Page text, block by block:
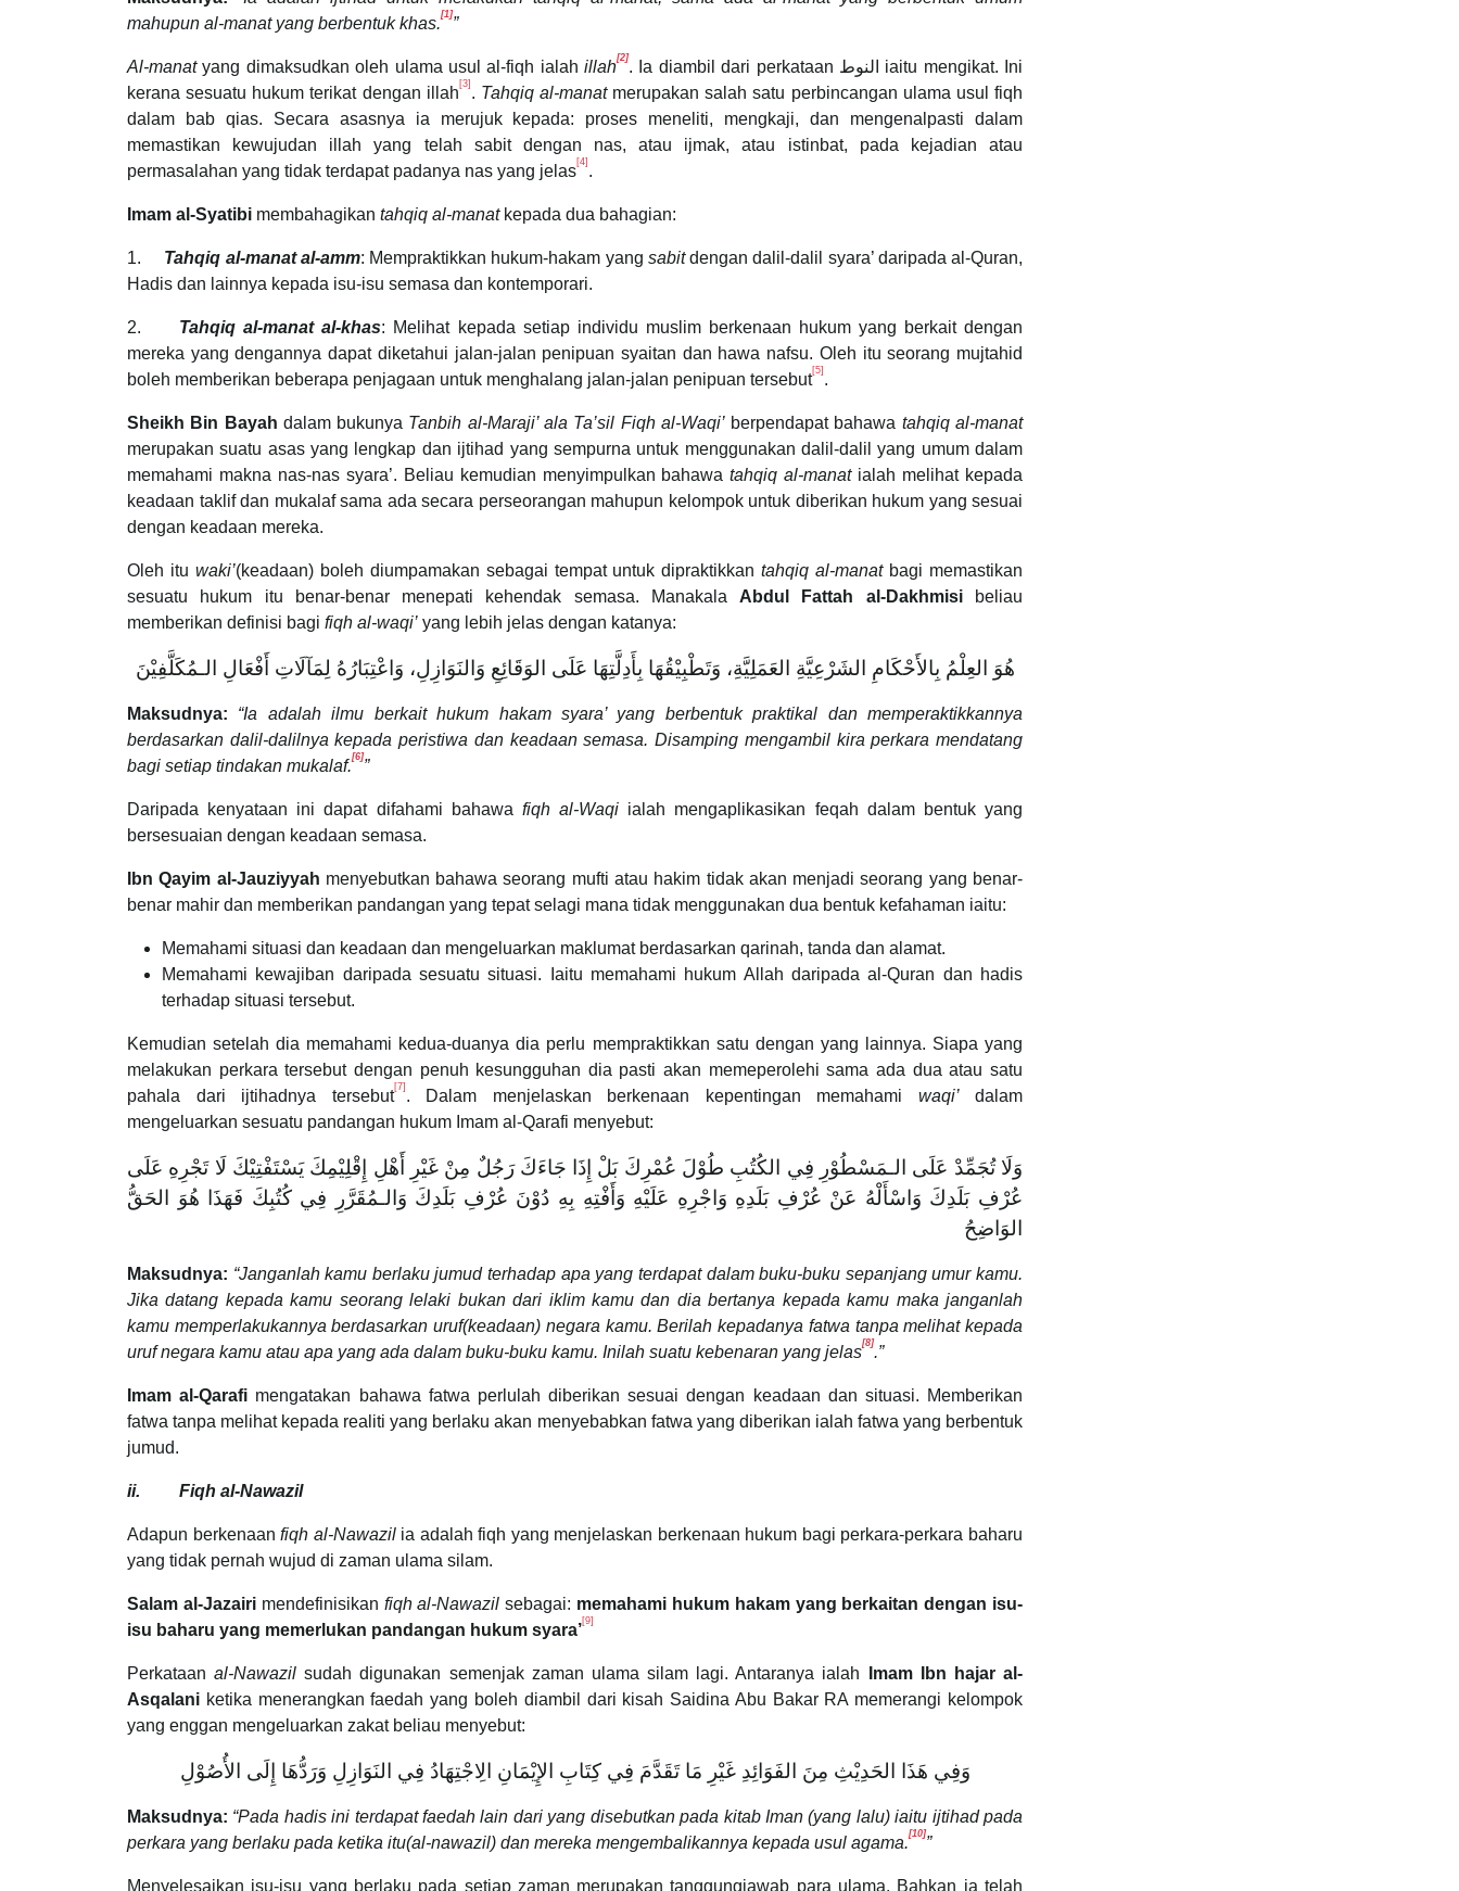
mahupun al-manat yang berbentuk khas.[1]”
Al-manatyang dimaksudkan oleh ulama usul al-fiqh ialah illah[2]. Ia diambil dari perkataan النوط iaitu mengikat. Ini
kerana sesuatu hukum terikat dengan illah [3] . Tahqiq al-manatmerupakan salah satu perbincangan ulama usul fiqh
dalam bab qias. Secara asasnya ia merujuk kepada: proses meneliti, mengkaji, dan mengenalpasti dalam
memastikan kewujudan illah yang telah sabit dengan nas, atau ijmak, atau istinbat, pada kejadian atau
permasalahan yang tidak terdapat padanya nas yang jelas[4] .
Imam al-Syatibi membahagikan tahqiq al-manatkepada dua bahagian:
1. Tahqiq al-manat al-amm: Mempraktikkan hukum-hakam yang sabitdengan dalil-dalil syara’ daripada al-Quran,
Hadis dan lainnya kepada isu-isu semasa dan kontemporari.
2. Tahqiq al-manat al-khas: Melihat kepada setiap individu muslim berkenaan hukum yang berkait dengan
mereka yang dengannya dapat diketahui jalan-jalan penipuan syaitan dan hawa nafsu. Oleh itu seorang mujtahid
boleh memberikan beberapa penjagaan untuk menghalang jalan-jalan penipuan tersebut[5] .
Sheikh Bin Bayah dalam bukunya Tanbih al-Maraji’ ala Ta’sil Fiqh al-Waqi’berpendapat bahawa tahqiq al-manat
merupakan suatu asas yang lengkap dan ijtihad yang sempurna untuk menggunakan dalil-dalil yang umum dalam
memahami makna nas-nas syara’. Beliau kemudian menyimpulkan bahawatahqiq al-manatialah melihat kepada
keadaan taklif dan mukalaf sama ada secara perseorangan mahupun kelompok untuk diberikan hukum yang sesuai
dengan keadaan mereka.
Oleh itu waki’(keadaan) boleh diumpamakan sebagai tempat untuk dipraktikkantahqiq al-manatbagi memastikan
sesuatu hukum itu benar-benar menepati kehendak semasa. Manakala Abdul Fattah al-Dakhmisibeliau
memberikan definisi bagi fiqh al-waqi’ yang lebih jelas dengan katanya:
هُوَ العِلْمُ بِالأَحْكَامِ الشَرْعِيَّةِ العَمَلِيَّةِ، وَتَطْبِيْقُهَا بِأَدِلَّتِهَا عَلَى الوَقَائِعِ وَالنَوَازِلِ، وَاعْتِبَارُهُ لِمَآلَاتِ أَفْعَالِ الـمُكَلَّفِيْنَ
Maksudnya:
“Ia adalah ilmu berkait hukum hakam syara’ yang berbentuk praktikal dan memperaktikkannya
berdasarkan dalil-dalilnya kepada peristiwa dan keadaan semasa. Disamping mengambil kira perkara mendatang
bagi setiap tindakan mukalaf.[6]”
Daripada kenyataan ini dapat difahami bahawa fiqh al-Waqi ialah mengaplikasikan feqah dalam bentuk yang
bersesuaian dengan keadaan semasa.
Ibn Qayim al-Jauziyyah menyebutkan bahawa seorang mufti atau hakim tidak akan menjadi seorang yang benar-
benar mahir dan memberikan pandangan yang tepat selagi mana tidak menggunakan dua bentuk kefahaman iaitu:
Memahami situasi dan keadaan dan mengeluarkan maklumat berdasarkan qarinah, tanda dan alamat.
Memahami kewajiban daripada sesuatu situasi. Iaitu memahami hukum Allah daripada al-Quran dan hadis
terhadap situasi tersebut.
Kemudian setelah dia memahami kedua-duanya dia perlu mempraktikkan satu dengan yang lainnya. Siapa yang
melakukan perkara tersebut dengan penuh kesungguhan dia pasti akan memeperolehi sama ada dua atau satu
pahala dari ijtihadnya tersebut[7] . Dalam menjelaskan berkenaan kepentingan memahami waqi’dalam
mengeluarkan sesuatu pandangan hukum Imam al-Qarafi menyebut:
وَلَا تُجَمِّدْ عَلَى الـمَسْطُوْرِ فِي الكُتُبِ طُوْلَ عُمْرِكَ بَلْ إِذَا جَاءَكَ رَجُلٌ مِنْ غَيْرِ أَهْلِ إِقْلِيْمِكَ يَسْتَفْتِيْكَ لَا تَجْرِهِ عَلَى
عُرْفِ بَلَدِكَ وَاسْأَلْهُ عَنْ عُرْفِ بَلَدِهِ وَاجْرِهِ عَلَيْهِ وَأَفْتِهِ بِهِ دُوْنَ عُرْفِ بَلَدِكَ وَالـمُقَرَّرِ فِي كُتُبِكَ فَهَذَا هُوَ الحَقُّ
الوَاضِحُ
Maksudnya: “Janganlah kamu berlaku jumud terhadap apa yang terdapat dalam buku-buku sepanjang umur kamu.
Jika datang kepada kamu seorang lelaki bukan dari iklim kamu dan dia bertanya kepada kamu maka janganlah
kamu memperlakukannya berdasarkan uruf(keadaan) negara kamu. Berilah kepadanya fatwa tanpa melihat kepada
uruf negara kamu atau apa yang ada dalam buku-buku kamu. Inilah suatu kebenaran yang jelas[8].”
Imam al-Qarafi mengatakan bahawa fatwa perlulah diberikan sesuai dengan keadaan dan situasi. Memberikan
fatwa tanpa melihat kepada realiti yang berlaku akan menyebabkan fatwa yang diberikan ialah fatwa yang berbentuk
jumud.
ii. Fiqh al-Nawazil
Adapun berkenaanfiqh al-Nawazilia adalah fiqh yang menjelaskan berkenaan hukum bagi perkara-perkara baharu
yang tidak pernah wujud di zaman ulama silam.
Salam al-Jazairimendefinisikan fiqh al-Nawazil sebagai: memahami hukum hakam yang berkaitan dengan isu-
isu baharu yang memerlukan pandangan hukum syara’[9]
Perkataanal-Nawazil sudah digunakan semenjak zaman ulama silam lagi. Antaranya ialah
Imam Ibn hajar al-
Asqalani ketika menerangkan faedah yang boleh diambil dari kisah Saidina Abu Bakar RA memerangi kelompok
yang enggan mengeluarkan zakat beliau menyebut:
وَفِي هَذَا الحَدِيْثِ مِنَ الفَوَائِدِ غَيْرِ مَا تَقَدَّمَ فِي كِتَابِ الإِيْمَانِ الِاجْتِهَادُ فِي النَوَازِلِ وَرَدُّهَا إِلَى الأُصُوْلِ
Maksudnya: “Pada hadis ini terdapat faedah lain dari yang disebutkan pada kitab Iman (yang lalu) iaitu ijtihad pada
perkara yang berlaku pada ketika itu(al-nawazil) dan mereka mengembalikannya kepada usul agama.[10]”
Menyelesaikan isu-isu yang berlaku pada setiap zaman merupakan tanggungjawab para ulama. Bahkan ia telah